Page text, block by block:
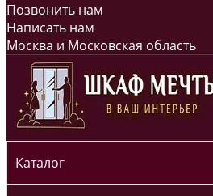
Позвонить нам
Написать нам
Москва и Московская область
Каталог